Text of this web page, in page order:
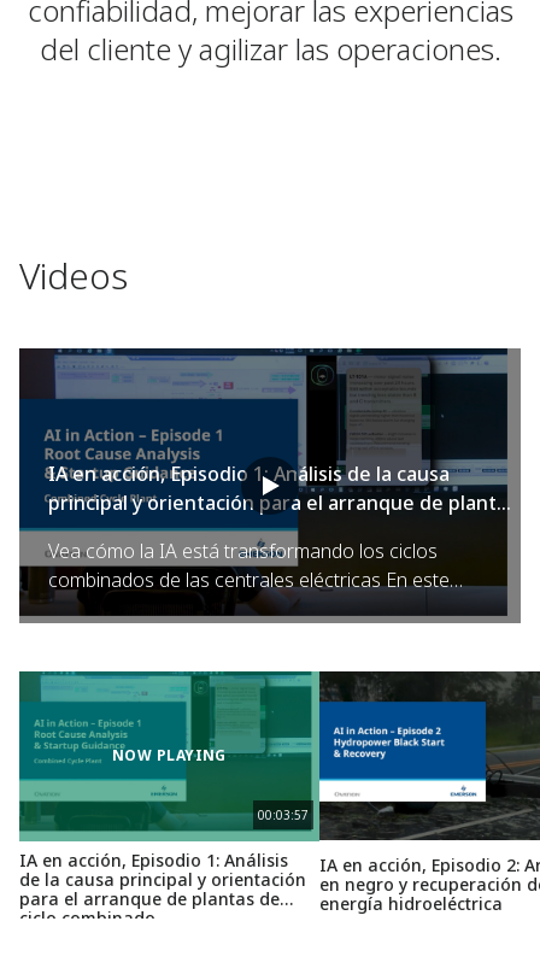
confiabilidad, mejorar las experiencias
del cliente y agilizar las operaciones.
Videos
IA en acción, Episodio 1: Análisis de la causa
principal y orientación para el arranque de plantas
de ciclo combinado
Vea cómo la IA está transformando los ciclos
combinados de las centrales eléctricas En este
episodio, descubra cómo el Asesor virtual de Ovation
rápidamente las alarmas y acelerar los procesos de
inicio. Es una mirada del mundo real sobre cómo la
inteligencia artificial impulsa el rendimiento y la toma de
decisiones.NOW PLAYING
00:03:57
IA en acción, Episodio 1: Análisis
de la causa principal y orientación
para el arranque de plantas de
ciclo combinado
IA en acción, Episodio 2:
en negro y recuperación
energía hidroeléctrica